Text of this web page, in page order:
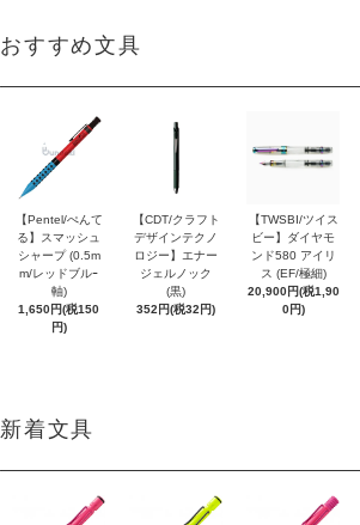
おすすめ文具
【Pentel/ぺんて
る】スマッシュ
シャープ (0.5m
m/レッドブルｰ
軸)
1,650円(税150
円)
【CDT/クラフト
デザインテクノ
ロジー】エナー
ジェルノック
(黒)
352円(税32円)
【TWSBI/ツイス
ビー】ダイヤモ
ンド580 アイリ
ス (EF/極細)
20,900円(税1,90
0円)
新着文具